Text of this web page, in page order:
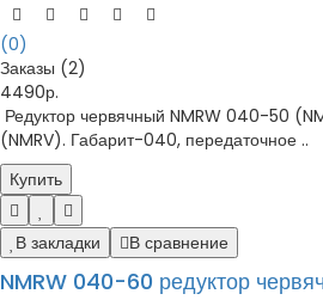
(0)
Заказы (2)
4490р.
Редуктор червячный NMRW 040-50
(NMRV). Габарит-040, передаточное ..
Купить
В закладки В сравнение
NMRW 040-60 редуктор